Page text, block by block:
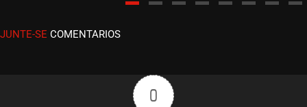
EPISÓDIO 55
julho 04, 2024
JUNTE-SE COMENTARIOS
0